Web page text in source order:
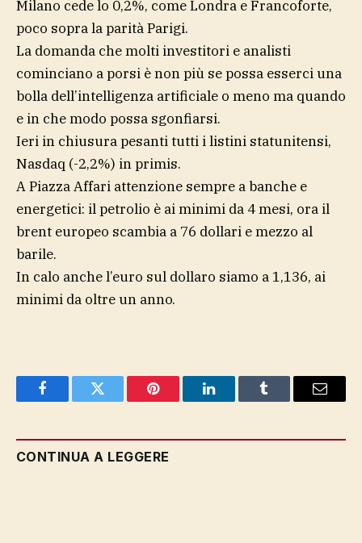
Milano cede lo 0,2%, come Londra e Francoforte,
poco sopra la parità Parigi.
La domanda che molti investitori e analisti
cominciano a porsi è non più se possa esserci una
bolla dell’intelligenza artificiale o meno ma quando
e in che modo possa sgonfiarsi.
Ieri in chiusura pesanti tutti i listini statunitensi,
Nasdaq (-2,2%) in primis.
A Piazza Affari attenzione sempre a banche e
energetici: il petrolio è ai minimi da 4 mesi, ora il
brent europeo scambia a 76 dollari e mezzo al
barile.
In calo anche l’euro sul dollaro siamo a 1,136, ai
minimi da oltre un anno.
FacebookTwitter Pinterest LinkedInTumblr Email
CONTINUA A LEGGERE